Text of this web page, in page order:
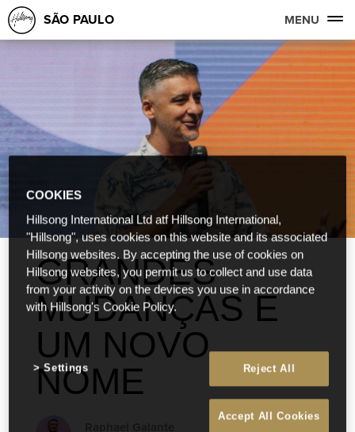
SÃO PAULO MENU
GRANDES
MUDANÇAS E
UM NOVO
NOME
COOKIES
Hillsong International Ltd atf Hillsong International,
"Hillsong", uses cookies on this website and its associated
Hillsong websites. By accepting the use of cookies on
Hillsong websites, you permit us to collect and use data
from your activity on the devices you use in accordance
with Hillsong's Cookie Policy.
Reject All
Accept All Cookies
Settings